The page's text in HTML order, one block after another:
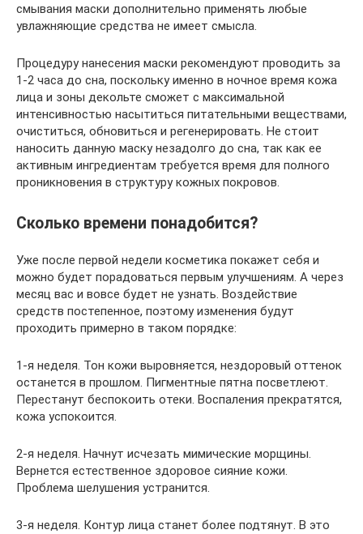
смывания маски дополнительно применять любые
увлажняющие средства не имеет смысла.
Процедуру нанесения маски рекомендуют проводить за
1-2 часа до сна, поскольку именно в ночное время кожа
лица и зоны декольте сможет с максимальной
интенсивностью насытиться питательными веществами,
очиститься, обновиться и регенерировать. Не стоит
наносить данную маску незадолго до сна, так как ее
активным ингредиентам требуется время для полного
проникновения в структуру кожных покровов.
Сколько времени понадобится?
Уже после первой недели косметика покажет себя и
можно будет порадоваться первым улучшениям. А через
месяц вас и вовсе будет не узнать. Воздействие
средств постепенное, поэтому изменения будут
проходить примерно в таком порядке:
1-я неделя. Тон кожи выровняется, нездоровый оттенок
останется в прошлом. Пигментные пятна посветлеют.
Перестанут беспокоить отеки. Воспаления прекратятся,
кожа успокоится.
2-я неделя. Начнут исчезать мимические морщины.
Вернется естественное здоровое сияние кожи.
Проблема шелушения устранится.
3-я неделя. Контур лица станет более подтянут. В это